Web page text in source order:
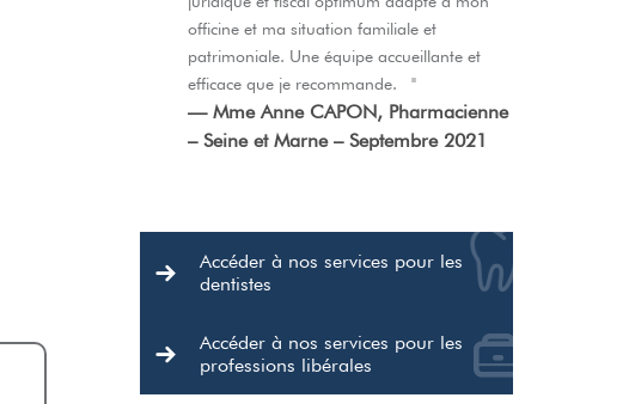
officine et ma situation familiale et
patrimoniale. Une équipe accueillante et
efficace que je recommande. "
— Mme Anne CAPON, Pharmacienne
– Seine et Marne – Septembre 2021
Accéder à nos services pour les
dentistes
Accéder à nos services pour les
professions libérales